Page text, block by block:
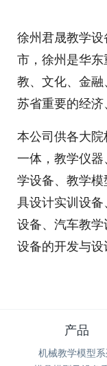
徐州君晟教学
市，徐州是华
教、文化、金
苏省重要的经济
本公司供各大
一体，教学仪
学设备、教学
具设计实训设
设备、汽车教
设备的开发与设
产品
机械教学模型